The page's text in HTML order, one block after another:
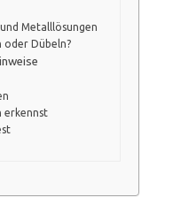
Metalllösungen
oder Dübeln?
erkennst